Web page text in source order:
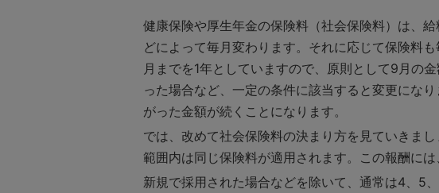
健康保険や厚生年金の保険料（社会保険料）は、
どによって毎月変わります。それに応じて保険料
月までを1年としていますので、原則として9月の
った場合など、一定の条件に該当すると変更にな
がった金額が続くことになります。
では、改めて社会保険料の決まり方を見ていきま
範囲内は同じ保険料が適用されます。この報酬に
新規で採用された場合などを除いて、通常は4、5